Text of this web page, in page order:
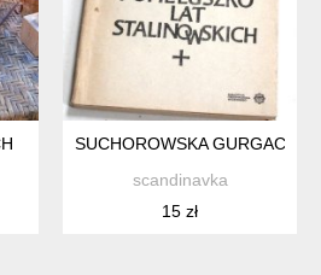
SUCHOROWSKA GURGACZ
scandinavka
15 zł